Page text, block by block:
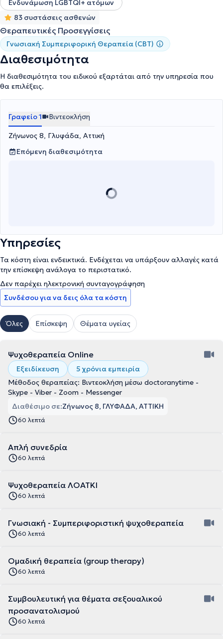
Ενδυνάμωση LGBTQI+ ατόμων
83 συστάσεις ασθενών
Θεραπευτικές Προσεγγίσεις
Γνωσιακή Συμπεριφορική Θεραπεία (CBT)
Διαθεσιμότητα
Η διαθεσιμότητα του ειδικού εξαρτάται από την υπηρεσία που
θα επιλέξεις.
Γραφείο 1 Βιντεοκλήση
Ζήνωνος 8, Γλυφάδα, Αττική
Επόμενη διαθεσιμότητα
Υπηρεσίες
Τα κόστη είναι ενδεικτικά. Ενδέχεται να υπάρξουν αλλαγές κατά
την επίσκεψη ανάλογα το περιστατικό.
Δεν παρέχει ηλεκτρονική συνταγογράφηση
Συνδέσου για να δεις όλα τα κόστη
Όλες Επίσκεψη Θέματα υγείας
Ψυχοθεραπεία Online
Εξειδίκευση
5 χρόνια εμπειρία
Μέθοδος θεραπείας: Βιντεοκλήση μέσω doctoranytime -
Skype - Viber - Zoom - Messenger
Διαθέσιμο σε:Ζήνωνος 8, ΓΛΥΦΑΔΑ, ΑΤΤΙΚΗ
60 λεπτά
Απλή συνεδρία
60 λεπτά
Ψυχοθεραπεία ΛΟΑΤΚΙ
60 λεπτά
Γνωσιακή - Συμπεριφοριστική ψυχοθεραπεία
60 λεπτά
Ομαδική θεραπεία (group therapy)
60 λεπτά
Συμβουλευτική για θέματα σεξουαλικού
προσανατολισμού
60 λεπτά